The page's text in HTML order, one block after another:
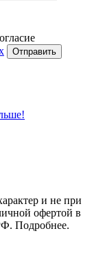
и не при
офертой в
Подробнее.